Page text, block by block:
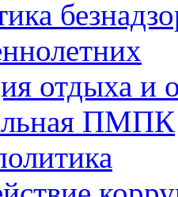
отдыха и
ПМПК